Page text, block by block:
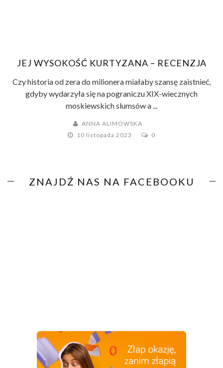
JEJ WYSOKOŚĆ KURTYZANA – RECENZJA
Czy historia od zera do milionera miałaby szansę zaistnieć,
gdyby wydarzyła się na pograniczu XIX-wiecznych
moskiewskich slumsów a ...
ANNA ALIMOWSKA
10 listopada 2023
0
ZNAJDŹ NAS NA FACEBOOKU